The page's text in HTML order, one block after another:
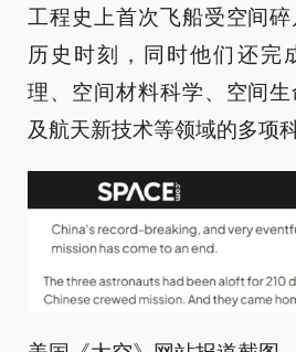
工程史上首次飞船受空间
历史时刻，同时他们还完
理、空间材料科学、空间
及航天新技术等领域的多项